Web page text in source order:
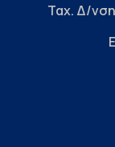
Ταχ. Δ/